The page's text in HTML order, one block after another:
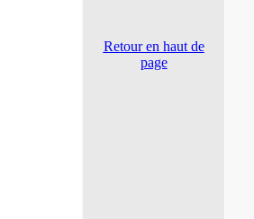
Retour en haut de
page